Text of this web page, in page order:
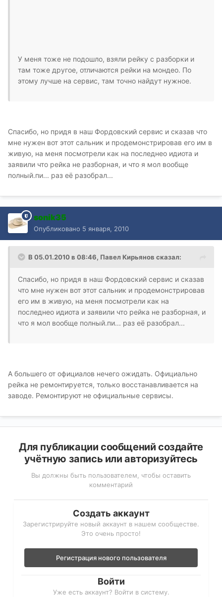
У меня тоже не подошло, взяли рейку с разборки и
там тоже другое, отличаются рейки на мондео. По
этому лучше на сервис, там точно найдут нужное.
Спасибо, но придя в наш Фордовский сервис и сказав что
мне нужен вот этот сальник и продемонстрировав его им в
живую, на меня посмотрели как на последнео идиота и
заявили что рейка не разборная, и что я мол вообще
полный.пи... раз её разобрал...
sonik35
Опубликовано 5 января, 2010
В 05.01.2010 в 08:46, Павел Кирьянов сказал:
Спасибо, но придя в наш Фордовский сервис и сказав
что мне нужен вот этот сальник и продемонстрировав
его им в живую, на меня посмотрели как на
последнео идиота и заявили что рейка не разборная, и
что я мол вообще полный.пи... раз её разобрал...
А большего от официалов нечего ожидать. Официально
рейка не ремонтируется, только восстанавливается на
заводе. Ремонтируют не официальные сервисы.
Для публикации сообщений создайте
учётную запись или авторизуйтесь
Вы должны быть пользователем, чтобы оставить
комментарий
Создать аккаунт
Зарегистрируйте новый аккаунт в нашем сообществе.
Это очень просто!
Регистрация нового пользователя
Войти
Уже есть аккаунт? Войти в систему.